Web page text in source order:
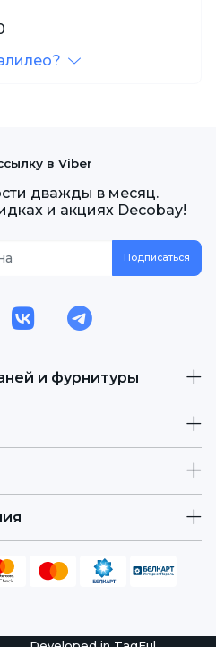
и фурнитуры
в Viber
дважды в месяц.
и акциях Decobay!